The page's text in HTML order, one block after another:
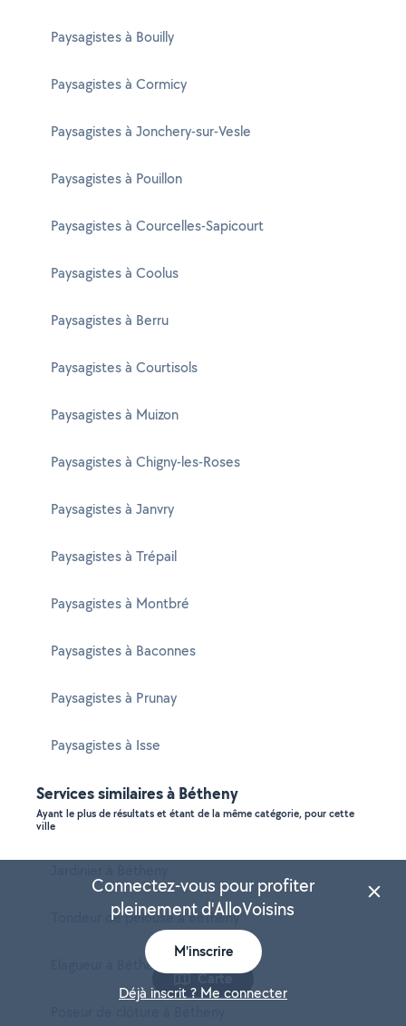
Paysagistes à Bouilly
Paysagistes à Cormicy
Paysagistes à Jonchery-sur-Vesle
Paysagistes à Pouillon
Paysagistes à Courcelles-Sapicourt
Paysagistes à Coolus
Paysagistes à Berru
Paysagistes à Courtisols
Paysagistes à Muizon
Paysagistes à Chigny-les-Roses
Paysagistes à Janvry
Paysagistes à Trépail
Paysagistes à Montbré
Paysagistes à Baconnes
Paysagistes à Prunay
Paysagistes à Isse
Services similaires à Bétheny
Ayant le plus de résultats et étant de la même catégorie, pour cette
ville
Tondeur de pelouse à Bétheny
Elagueur à Bétheny
Carte
Connectez-vous pour profiter
pleinement d'AlloVoisins
M'inscrire
Déjà inscrit ? Me connecter